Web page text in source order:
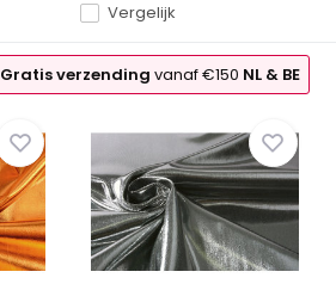
Vergelijk
Gratis verzendingvanaf €150 NL & BE